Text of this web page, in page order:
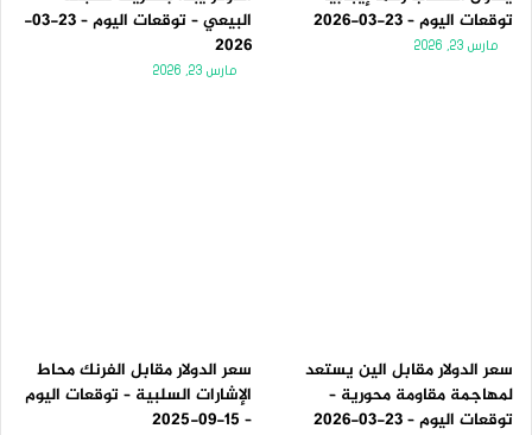
توقعات اليوم – 23-03-2026
مارس 23, 2026
البيعي – توقعات اليوم – 23-03-
2026
مارس 23, 2026
سعر الدولار مقابل الين يستعد
لمهاجمة مقاومة محورية –
توقعات اليوم – 23-03-2026
سعر الدولار مقابل الفرنك محاط
الإشارات السلبية – توقعات اليوم
– 15-09-2025